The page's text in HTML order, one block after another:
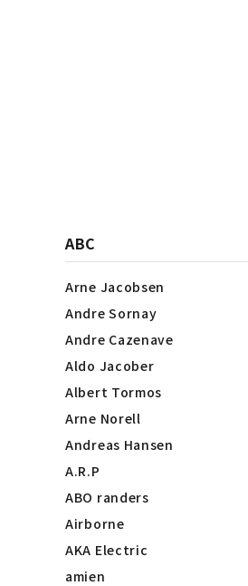
ABC
Arne Jacobsen
Andre Sornay
Andre Cazenave
Aldo Jacober
Albert Tormos
Arne Norell
Andreas Hansen
A.R.P
ABO randers
Airborne
AKA Electric
amien